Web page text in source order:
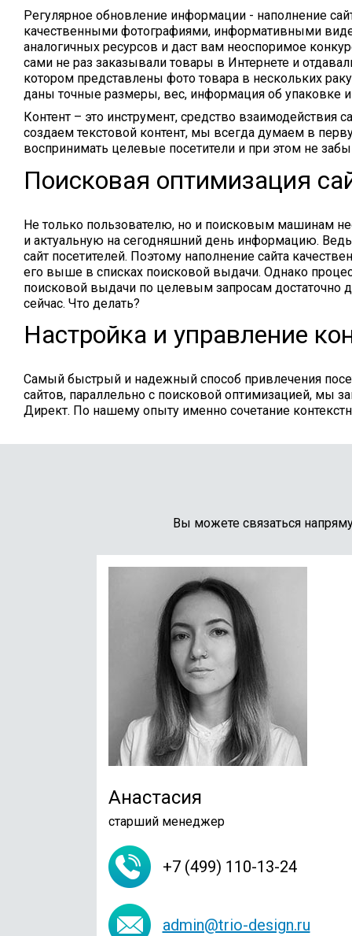
Регулярное обновление информации - наполнение
качественными фотографиями, информативными
аналогичных ресурсов и даст вам неоспоримое
сами не раз заказывали товары в Интернете и
котором представлены фото товара в нескольких
даны точные размеры, вес, информация об упаковке и
Контент – это инструмент, средство взаимодействия
создаем текстовой контент, мы всегда думаем в
воспринимать целевые посетители и при этом не
Поисковая оптимизация
Не только пользователю, но и поисковым машинам
и актуальную на сегодняшний день информацию.
сайт посетителей. Поэтому наполнение сайта
его выше в списках поисковой выдачи. Однако
поисковой выдачи по целевым запросам достаточно
сейчас. Что делать?
Настройка и управление
Самый быстрый и надежный способ привлечения
сайтов, параллельно с поисковой оптимизацией, мы
Директ. По нашему опыту именно сочетание
Вы можете связаться
Анастасия
старший менеджер
+7 (499) 110-13-24
admin@trio-design.ru